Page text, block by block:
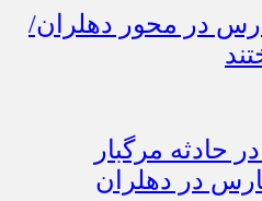
در محور دهلران/
حادثه مرگبار
در دهلران